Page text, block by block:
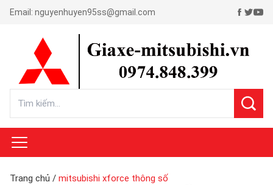
Email: nguyenhuyen95ss@gmail.com
Trang chủ / mitsubishi xforce thông số